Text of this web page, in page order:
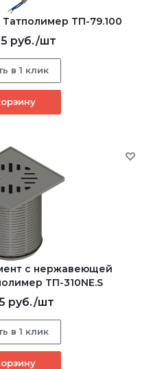
ТП-79.100
руб./шт
в 1 клик
с нержавеющей
ТП-310NE.S
руб./шт
в 1 клик